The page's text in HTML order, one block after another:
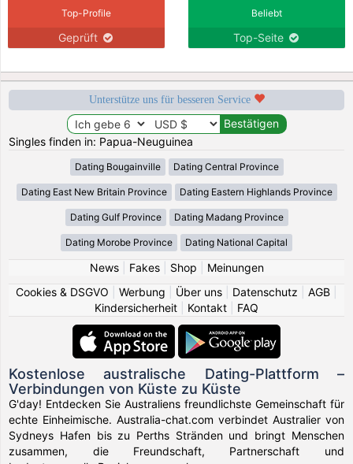
Top-Profile
Geprüft
Beliebt
Top-Seite
Unterstütze uns für besseren Service
Singles finden in: Papua-Neuguinea
Dating Bougainville Dating Central Province
Dating East New Britain Province Dating Eastern Highlands Province
Dating Gulf Province Dating Madang Province
Dating Morobe Province Dating National Capital
News| Fakes| Shop
Meinungen
Cookies & DSGVO
Werbung Über uns Datenschutz AGB
Kindersicherheit
Kontakt FAQ
Kostenlose australische Dating-Plattform –
Verbindungen von Küste zu Küste
G'day! Entdecken Sie Australiens freundlichste Gemeinschaft für
echte Einheimische. Australia-chat.com verbindet Australier von
Sydneys Hafen bis zu Perths Stränden und bringt Menschen
zusammen, die Freundschaft, Partnerschaft und